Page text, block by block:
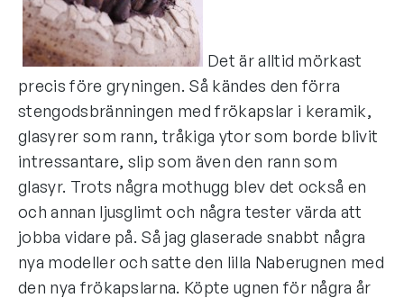
Det är alltid mörkast
precis före gryningen. Så kändes den förra
stengodsbränningen med frökapslar i keramik,
glasyrer som rann, tråkiga ytor som borde blivit
intressantare, slip som även den rann som
glasyr. Trots några mothugg blev det också en
och annan ljusglimt och några tester värda att
jobba vidare på. Så jag glaserade snabbt några
nya modeller och satte den lilla Naberugnen med
den nya frökapslarna. Köpte ugnen för några år